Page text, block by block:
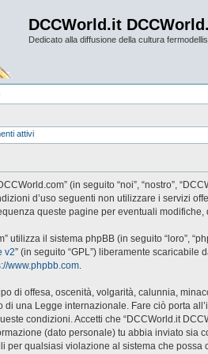
DCCWorld.it
Dedicato alla diffusione della cultura
attivi
(in seguito “noi”, “nostro”,
d’uso seguenti non utilizzare i servizi
queste pagine per eventuali
utilizza il sistema phpBB (in seguito “loro”,
v2” (in seguito “GPL”) liberamente scaricabile
www.phpbb.com.
di offesa, oscenità, volgarità, calunnia,
di una Legge internazionale. Fare ciò porta
condizioni. Accetti che “DCCWorld.it
(dato personale) tu abbia inviato sia
per qualsiasi violazione al sistema che possa